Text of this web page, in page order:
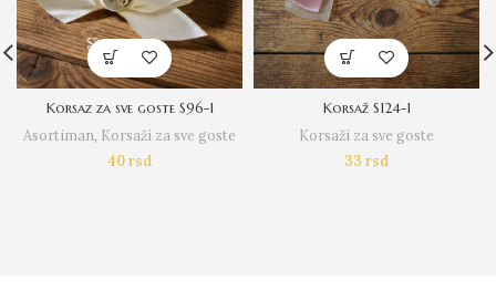
Korsaz za sve goste S96-1
Asortiman, Korsaži za sve goste
40rsd
Korsaž S124-1
Korsaži za sve goste
33 rsd